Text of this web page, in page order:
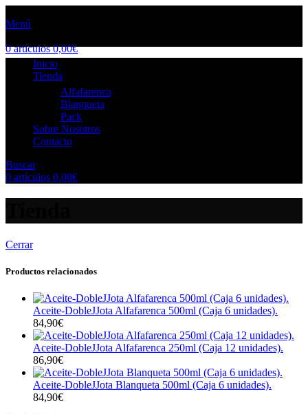
Menú
0artículos 0,00€
Inicio
Tienda
Alfafarenca
Blanqueta
Pack
Sobre Nosotros
Contacto
Buscar
0 artículos 0,00€
Cerrar
Productos relacionados
Aceite-DobleJJota Alfafarenca 500ml (Caja 6 unidades).
84,90€
Aceite-DobleJJota Alfafarenca 250ml (Caja 12 unidades).
86,90€
Aceite-DobleJJota Blanqueta 500ml (Caja 6 unidades).
84,90€